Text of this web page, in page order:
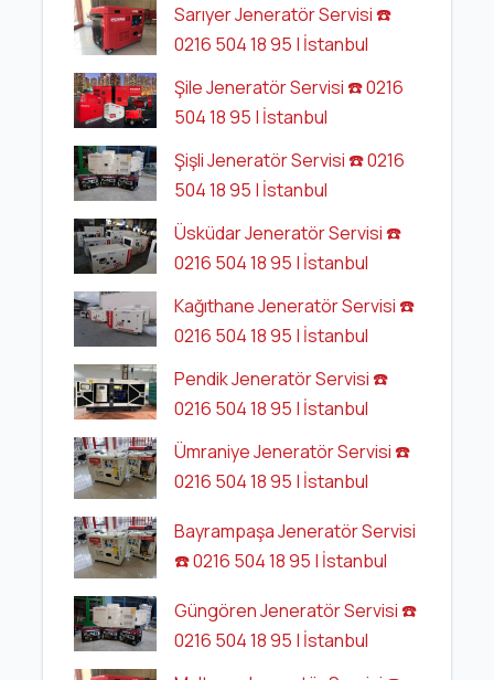
Sarıyer Jeneratör Servisi ☎️
0216 504 18 95 | İstanbul
Şile Jeneratör Servisi ☎️ 0216
504 18 95 | İstanbul
Şişli Jeneratör Servisi ☎️ 0216
504 18 95 | İstanbul
Üsküdar Jeneratör Servisi ☎️
0216 504 18 95 | İstanbul
Kağıthane Jeneratör Servisi ☎️
0216 504 18 95 | İstanbul
Pendik Jeneratör Servisi ☎️
0216 504 18 95 | İstanbul
Ümraniye Jeneratör Servisi ☎️
0216 504 18 95 | İstanbul
Bayrampaşa Jeneratör Servisi
☎️ 0216 504 18 95 | İstanbul
Güngören Jeneratör Servisi ☎️
0216 504 18 95 | İstanbul